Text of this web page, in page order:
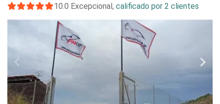
10.0 Excepcional, calificado por 2 clientes